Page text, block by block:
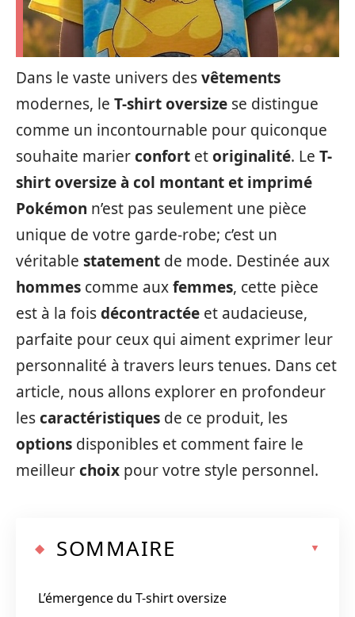
Dans le vaste univers desvêtements
modernes, le T-shirt oversize se distingue
comme un incontournable pour quiconque
souhaite marierconfort etoriginalité. Le T-
shirt oversize à col montant et imprimé
Pokémon n’est pas seulement une pièce
unique de votre garde-robe; c’est un
véritable statement de mode. Destinée aux
hommes comme auxfemmes, cette pièce
est à la foisdécontractée et audacieuse,
parfaite pour ceux qui aiment exprimer leur
personnalité à travers leurs tenues. Dans cet
article, nous allons explorer en profondeur
lescaractéristiques de ce produit, les
options disponibles et comment faire le
meilleurchoix pour votre style personnel.
SOMMAIRE
L’émergence du T-shirt oversize